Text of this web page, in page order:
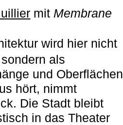
mit ­ Membrane
wird hier nicht
als
und Oberflächen
hört, nimmt
Die Stadt bleibt
in das Theater